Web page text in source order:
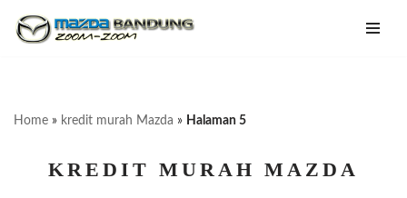
Home » kredit murah Mazda » Halaman 5
KREDIT MURAH MAZDA